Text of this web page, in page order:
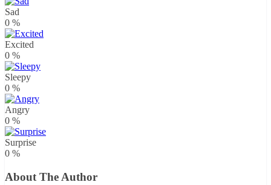
Sad
0 %
Excited
0 %
Sleepy
0 %
Angry
0 %
Surprise
0 %
About The Author